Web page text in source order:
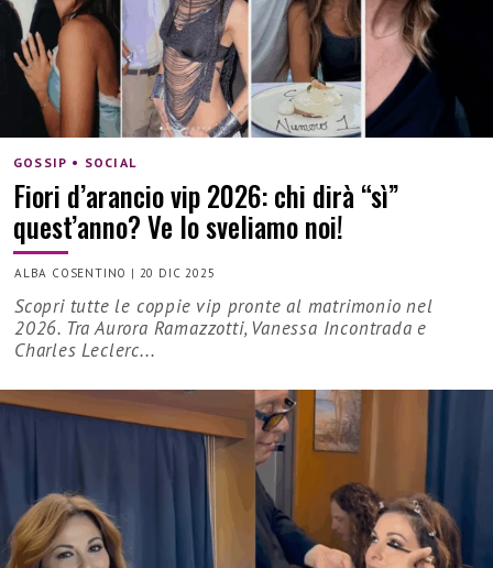
GOSSIP • SOCIAL
Fiori d’arancio vip 2026: chi dirà “sì”
quest’anno? Ve lo sveliamo noi!
ALBA COSENTINO | 20 DIC 2025
Scopri tutte le coppie vip pronte al matrimonio nel
2026. Tra Aurora Ramazzotti, Vanessa Incontrada e
Charles Leclerc...